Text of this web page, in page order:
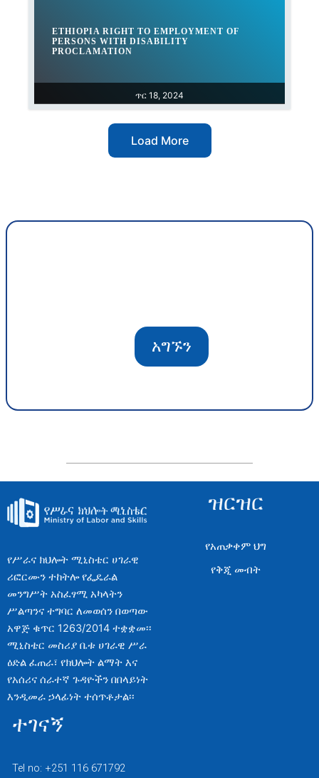
ጥር 18, 2024
ETHIOPIA RIGHT TO EMPLOYMENT OF
PERSONS WITH DISABILITY
PROCLAMATION
Load More
አግኙን
የሥራና ክህሎት ሚኒስቴር ሀገራዊ
ሪፎርሙን ተከትሎ የፌዴራል
መንግሥት አስፈፃሚ አካላትን
ሥልጣንና ተግባር ለመወሰን በወጣው
አዋጅ ቁጥር 1263/2014 ተቋቋመ፡፡
ሚኒስቴር መስሪያ ቤቱ ሀገራዊ ሥራ
ዕድል ፈጠራ፣ የክህሎት ልማት እና
የአሰሪና ሰራተኛ ጉዳዮችን በበላይነት
እንዲመራ ኃላፊነት ተሰጥቶታል፡፡
ዝርዝር
የአጠቃቀም ህግ
የቅጂ መብት
ተገናኝ
Tel no: +251 116 671792